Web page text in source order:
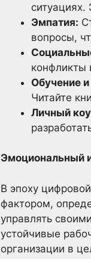
Эмпатия:
вопросы,
конфликты
Обучение
Читайте
Личный
Эмоциональный
В эпоху
фактором,
управлять
устойчивые
организации в